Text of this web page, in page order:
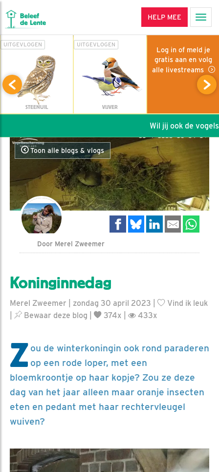
HELP MEE
UITGEVLOGEN
STEENUIL
UITGEVLOGEN
VIJVER
Log in of meld je
gratis aan en volg
alle livestreams
Wil jij ook de
Toon alle blogs & vlogs
Door Merel Zweemer
Koninginnedag
Merel Zweemer | zondag 30 april 2023 |
Vind ik leuk
Bewaar deze blog 374x | 433x
Z ou de winterkoningin ook rond paraderen
op een rode loper, met een
bloemkroontje op haar kopje? Zou ze deze
dag van het jaar alleen maar oranje insecten
eten en pedant met haar rechtervleugel
wuiven?